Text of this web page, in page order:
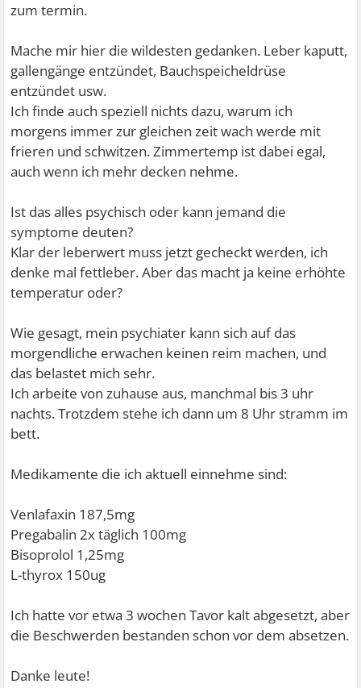
zum termin.
Mache mir hier die wildesten gedanken. Leber kaputt,
gallengänge entzündet, Bauchspeicheldrüse
entzündet usw.
Ich finde auch speziell nichts dazu, warum ich
morgens immer zur gleichen zeit wach werde mit
frieren und schwitzen. Zimmertemp ist dabei egal,
auch wenn ich mehr decken nehme.
Ist das alles psychisch oder kann jemand die
symptome deuten?
Klar der leberwert muss jetzt gecheckt werden, ich
denke mal fettleber. Aber das macht ja keine erhöhte
temperatur oder?
Wie gesagt, mein psychiater kann sich auf das
morgendliche erwachen keinen reim machen, und
das belastet mich sehr.
Ich arbeite von zuhause aus, manchmal bis 3 uhr
nachts. Trotzdem stehe ich dann um 8 Uhr stramm im
bett.
Medikamente die ich aktuell einnehme sind:
Venlafaxin 187,5mg
Pregabalin 2x täglich 100mg
Bisoprolol 1,25mg
L-thyrox 150ug
Ich hatte vor etwa 3 wochen Tavor kalt abgesetzt, aber
die Beschwerden bestanden schon vor dem absetzen.
Danke leute!